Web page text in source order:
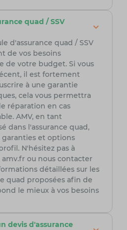
quad / SSV
d'assurance quad / SSV
de vos besoins
de votre budget. Si vous
il est fortement
à une garantie
cela vous permettra
réparation en cas
AMV, en tant
dans l'assurance quad,
et options
N'hésitez pas à
amv.fr ou nous contacter
détaillées sur les
quad proposées afin de
le mieux à vos besoins
devis d'assurance